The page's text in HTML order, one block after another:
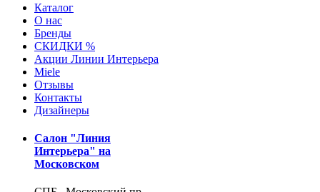
Каталог
О нас
Бренды
СКИДКИ %
Акции Линии Интерьера
Miele
Отзывы
Контакты
Дизайнеры
Салон "Линия
Интерьера" на
Московском